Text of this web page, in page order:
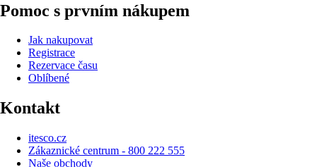
Pomoc s prvním nákupem
Jak nakupovat
Registrace
Rezervace času
Oblíbené
Kontakt
itesco.cz
Zákaznické centrum - 800 222 555
Naše obchody